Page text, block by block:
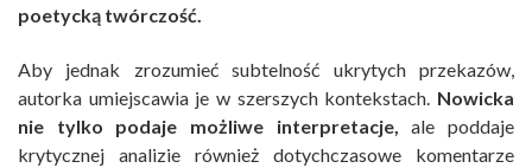
poetycką twórczość.
Aby jednak zrozumieć subtelność ukrytych przekazów,
autorka umiejscawia je w szerszych kontekstach. Nowicka
nie tylko podaje możliwe interpretacje, ale poddaje
krytycznej analizie również dotychczasowe komentarze